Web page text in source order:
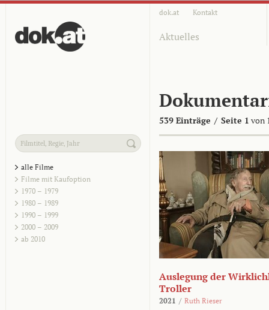
dok.at Kontakt
Aktuelles
539 Einträge / Seite 1 von
alle Filme
Filme mit Kaufoption
1970 – 1979
1980 – 1989
1990 – 1999
2000 – 2009
ab 2010
Auslegung der
Troller
2021 / Ruth Rieser